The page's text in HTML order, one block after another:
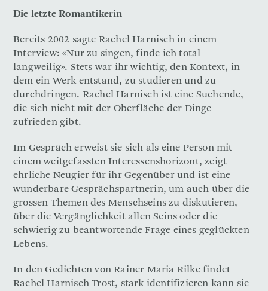
Die letzte Romantikerin
Bereits 2002 sagte Rachel Harnisch in einem
Interview: «Nur zu singen, finde ich total
langweilig». Stets war ihr wichtig, den Kontext, in
dem ein Werk entstand, zu studieren und zu
durchdringen. Rachel Harnisch ist eine Suchende,
die sich nicht mit der Oberfläche der Dinge
zufrieden gibt.
Im Gespräch erweist sie sich als eine Person mit
einem weitgefassten Interessenshorizont, zeigt
ehrliche Neugier für ihr Gegenüber und ist eine
wunderbare Gesprächspartnerin, um auch über die
grossen Themen des Menschseins zu diskutieren,
über die Vergänglichkeit allen Seins oder die
schwierig zu beantwortende Frage eines geglückten
Lebens.
In den Gedichten von Rainer Maria Rilke findet
Rachel Harnisch Trost, stark identifizieren kann sie